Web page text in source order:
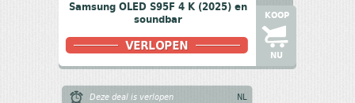
Samsung OLED S95F 4 K (2025) en
soundbar
KOOP
NU
Deze deal is verlopen NL